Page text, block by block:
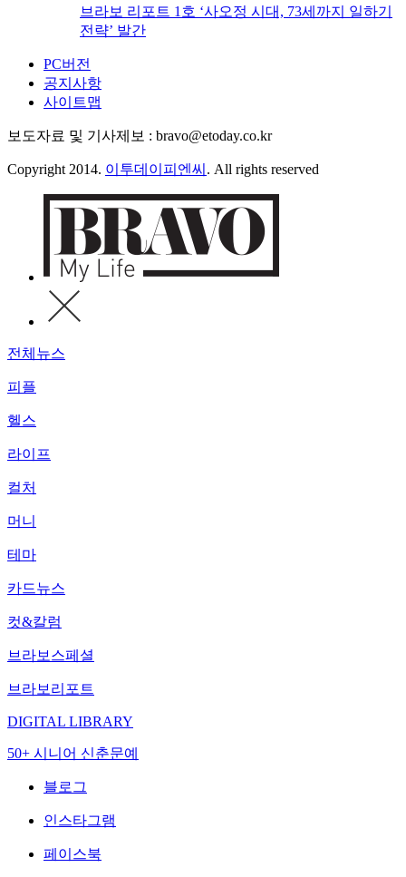
브라보 리포트 1호 ‘사오정 시대, 73세까지 일하기
전략’ 발간
PC버전
공지사항
사이트맵
보도자료 및 기사제보 : bravo@etoday.co.kr
Copyright 2014. 이투데이피엔씨 . All rights reserved
전체뉴스
피플
헬스
라이프
컬처
머니
테마
카드뉴스
컷&칼럼
브라보스페셜
브라보리포트
DIGITAL LIBRARY
50+ 시니어 신춘문예
블로그
인스타그램
페이스북